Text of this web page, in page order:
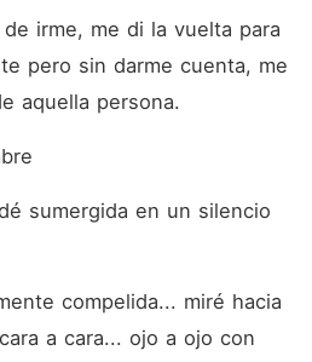
irme, me di la vuelta para
pero sin darme cuenta, me
aquella persona.
sumergida en un silencio
compelida... miré hacia
a cara... ojo a ojo con